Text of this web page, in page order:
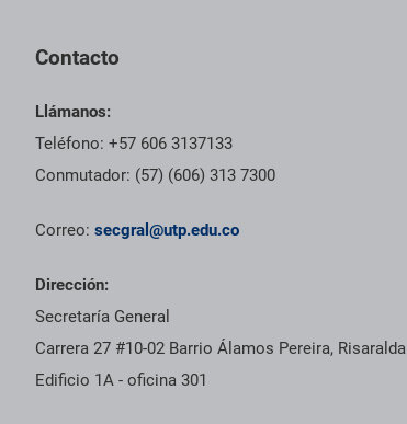
Contacto
Llámanos:
Teléfono: +57 606 3137133
Conmutador: (57) (606) 313 7300
Correo: secgral@utp.edu.co
Dirección:
Secretaría General
Carrera 27 #10-02 Barrio Álamos Pereira, Risaralda
Edificio 1A - oficina 301